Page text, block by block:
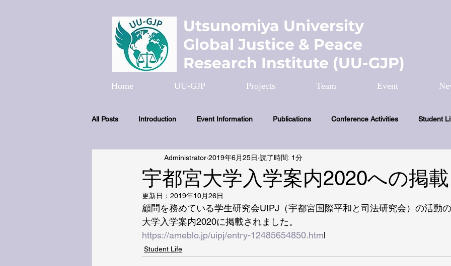
Utsunomiya University
Global Justice & Peace
Research Institute (UU-GJP)
Home UU-GJP Projects Team Event
All Posts Introduction Event Information Publications Conference Activities Student
宇都宮大学入学案内2020への掲載
Administrator 2019年6月25日 読了時間: 1分
更新日： 2019年10月26日
顧問を務めている学生研究会UIPJ（宇都宮国際平和と司法研究会）の活動
大学入学案内2020に掲載されました。
https://ameblo.jp/uipj/entry-12485654850.html
Student Life